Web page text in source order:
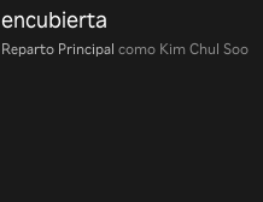
encubierta
Reparto Principal como Kim Chul Soo